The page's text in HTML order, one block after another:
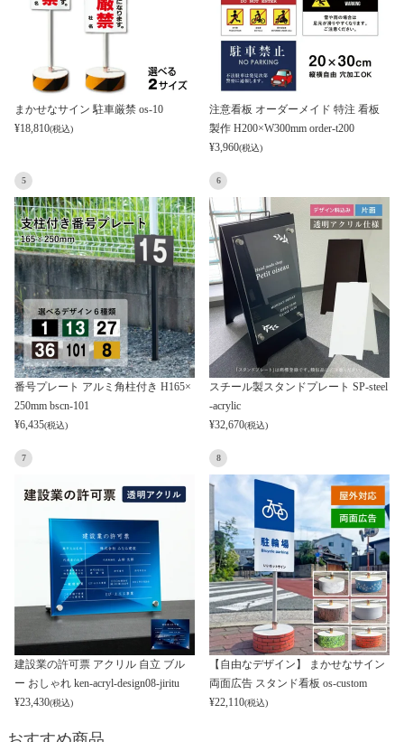
まかせなサイン 駐車厳禁 os-10
¥18,810(税込)
注意看板 オーダーメイド 特注 看板
製作 H200×W300mm order-t200
¥3,960(税込)
5
番号プレート アルミ角柱付き H165×
250mm bscn-101
¥6,435(税込)
6
スチール製スタンドプレート SP-steel
-acrylic
¥32,670(税込)
7
建設業の許可票 アクリル 自立 ブル
ー おしゃれ ken-acryl-design08-jiritu
¥23,430(税込)
8
【自由なデザイン】 まかせなサイン
両面広告 スタンド看板 os-custom
¥22,110(税込)